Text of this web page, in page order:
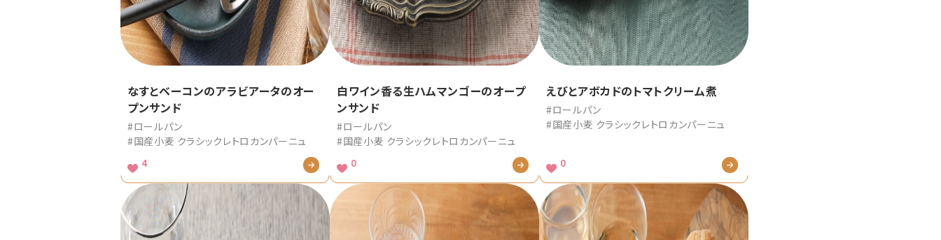
なすとベーコンのアラビアータのオー
プンサンド
#ロールパン
#国産小麦 クラシックレトロカンパーニュ
4
白ワイン香る生ハムマンゴーのオープ
ンサンド
#ロールパン
#国産小麦 クラシックレトロカンパーニュ
0
えびとアボカドのトマトクリーム煮
#ロールパン
#国産小麦 クラシックレトロカンパーニュ
0